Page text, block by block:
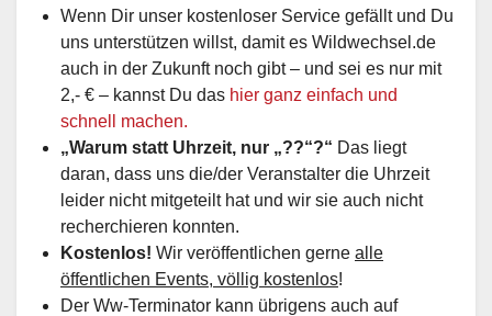
Wenn Dir unser kostenloser Service gefällt und Du
uns unterstützen willst, damit es Wildwechsel.de
auch in der Zukunft noch gibt – und sei es nur mit
2,- € – kannst Du das hier ganz einfach und
schnell machen.
„Warum statt Uhrzeit, nur „??“?“ Das liegt
daran, dass uns die/der Veranstalter die Uhrzeit
leider nicht mitgeteilt hat und wir sie auch nicht
recherchieren konnten.
Kostenlos! Wir veröffentlichen gerne alle
öffentlichen Events, völlig kostenlos!
Der Ww-Terminator kann übrigens auch auf